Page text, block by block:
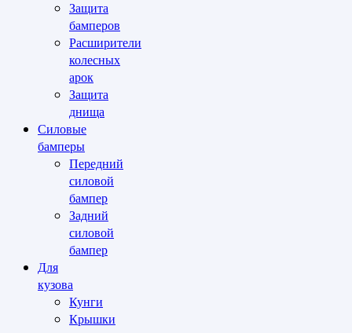
Защита
бамперов
Расширители
колесных
арок
Защита
днища
Силовые
бамперы
Передний
силовой
бампер
Задний
силовой
бампер
Для
кузова
Кунги
Крышки